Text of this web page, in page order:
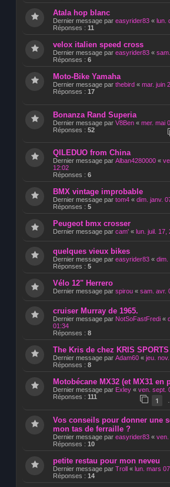
Atala hop blanc
Dernier message par easyrider83 « lun.
Réponses : 11
velox italien speed cross
Dernier message par easyrider83 «
Réponses : 6
Moto-Bike Yamaha
Dernier message par thebird « mar. juin
Réponses : 17
Bonanza Rand Superia
Dernier message par V8Ben « mer. mai
Réponses : 52
QILEDUO from China
Dernier message par Alban4280000 «
12:02
Réponses : 6
BMX vintage improbable
Dernier message par tom4 « dim. janv.
Réponses : 5
Peugeot bmx crosser
Dernier message par cam' « lun. juil. 17,
quelques vieux bikes
Dernier message par easyrider83 « dim.
Réponses : 5
Vélo 12" Herrero
Dernier message par spirou « sam. avr.
cruiser Murray de 1965.
Dernier message par NotSoFastFredi «
01:34
Réponses : 8
The Kris de chez KRIS SPORTS
Dernier message par Adam60 « jeu.
Réponses : 8
Motobécane MX32 (et MX31 en
Dernier message par Exley « ven. sept.
Réponses : 111 1
Vos conseils pour donner une
mon tas de ferraille ?
Dernier message par easyrider83 « ven.
Réponses : 10
petite restau pour mon neveu
Dernier message par Troll « lun. mars
Réponses : 14